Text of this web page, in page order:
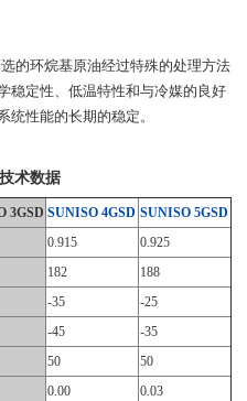
的环烷基原油经过特殊的处理方法
稳定性、低温特性和与冷媒的良好
统性能的长期的稳定。
术数据
3GSD SUNISO 4GSD SUNISO 5GSD
0.915
0.925
182
188
-35
-25
-45
-35
50
50
0.00
0.03